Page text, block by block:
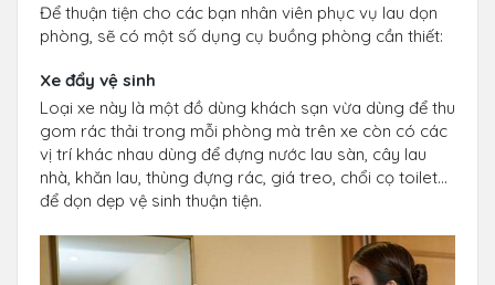
Để thuận tiện cho các bạn nhân viên phục vụ lau dọn
phòng, sẽ có một số dụng cụ buồng phòng cần thiết:
Xe đẩy vệ sinh
Loại xe này là một đồ dùng khách sạn vừa dùng để thu
gom rác thải trong mỗi phòng mà trên xe còn có các
vị trí khác nhau dùng để đựng nước lau sàn, cây lau
nhà, khăn lau, thùng đựng rác, giá treo, chổi cọ toilet…
để dọn dẹp vệ sinh thuận tiện.